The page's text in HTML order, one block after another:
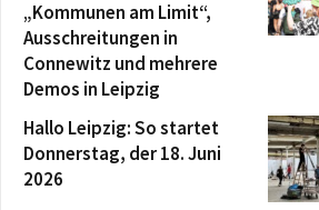
„Kommunen am Limit“,
Ausschreitungen in
Connewitz und mehrere
Demos in Leipzig
Hallo Leipzig: So startet
Donnerstag, der 18. Juni
2026